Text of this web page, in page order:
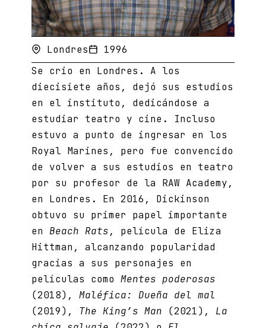
Londres
1996
Se crio en Londres. A los
diecisiete años, dejó sus estudios
en el instituto, dedicándose a
estudiar teatro y cine. Incluso
estuvo a punto de ingresar en los
Royal Marines, pero fue convencido
de volver a sus estudios en teatro
por su profesor de la RAW Academy,
en Londres. En 2016, Dickinson
obtuvo su primer papel importante
en Beach Rats, película de Eliza
Hittman, alcanzando popularidad
gracias a sus personajes en
películas como Mentes poderosas
(2018), Maléfica: Dueña del mal
(2019),
The King’s Man (2021), La